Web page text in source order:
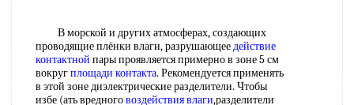
В морской и других атмосферах, создающих
проводящие плёнки влаги, разрушающеедействие
контактной пары проявляется примерно в зоне 5 см
вокругплощади контакта. Рекомендуется применять
в этой зоне диэлектрические разделители. Чтобы
избе (ать вредноговоздействия влаги,разделители